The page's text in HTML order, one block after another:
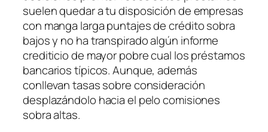
suelen quedar a tu disposición de empresas
con manga larga puntajes de crédito sobra
bajos y no ha transpirado algún informe
crediticio de mayor pobre cual los préstamos
bancarios tí­picos. Aunque, además
conllevan tasas sobre consideración
desplazándolo hacia el pelo comisiones
sobra altas.